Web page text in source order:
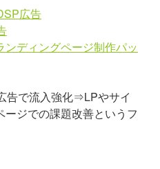
広告
ディングページ制作パッ
告で流入強化⇒LPやサイ
ジでの課題改善というフ